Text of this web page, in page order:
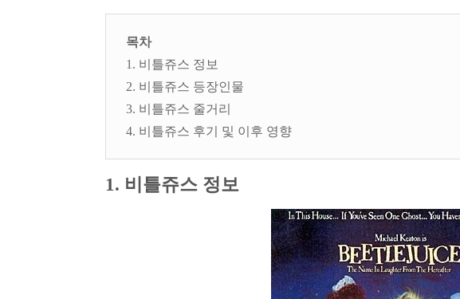
목차
1. 비틀쥬스 정보
2. 비틀쥬스 등장인물
3. 비틀쥬스 줄거리
4. 비틀쥬스 후기 및 이후 영향
1. 비틀쥬스 정보